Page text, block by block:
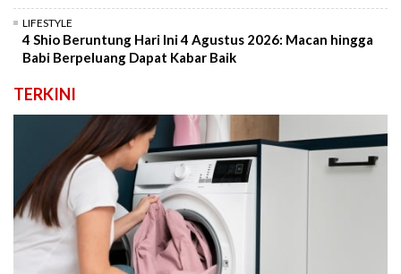
LIFESTYLE
4 Shio Beruntung Hari Ini 4 Agustus 2026: Macan hingga
Babi Berpeluang Dapat Kabar Baik
TERKINI